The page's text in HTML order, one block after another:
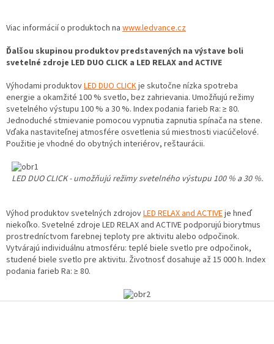
Viac informácií o produktoch na www.ledvance.cz
Ďalšou skupinou produktov predstavených na výstave boli
svetelné zdroje LED DUO CLICK a LED RELAX and ACTIVE
Výhodami produktovLED DUO CLICKje skutočne nízka spotreba
energie a okamžité 100 % svetlo, bez zahrievania. Umožňujú režimy
svetelného výstupu 100 % a 30 %. Index podania farieb Ra: ≥ 80.
Jednoduché stmievanie pomocou vypnutia zapnutia spínača na stene.
Vďaka nastaviteľnej atmosfére osvetlenia sú miestnosti viacúčelové.
Použitie je vhodné do obytných interiérov, reštaurácii.
LED DUO CLICK - umožňujú režimy svetelného výstupu 100 % a 30 %.
Výhod produktov svetelných zdrojovLED RELAX and ACTIVEje hneď
niekoľko. Svetelné zdroje LED RELAX and ACTIVE podporujú biorytmus
prostredníctvom farebnej teploty pre aktivitu alebo odpočinok.
Vytvárajú individuálnu atmosféru: teplé biele svetlo pre odpočinok,
studené biele svetlo pre aktivitu. Životnosť dosahuje až 15 000 h. Index
podania farieb Ra: ≥ 80.